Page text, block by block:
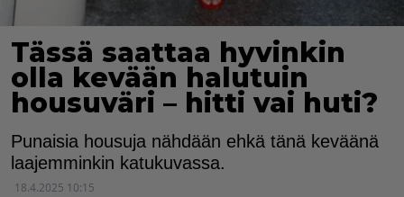
Tässä saattaa hyvinkin
olla kevään halutuin
housuväri – hitti vai huti?
Punaisia housuja nähdään ehkä tänä keväänä
laajemminkin katukuvassa.
18.4.2025 10:15